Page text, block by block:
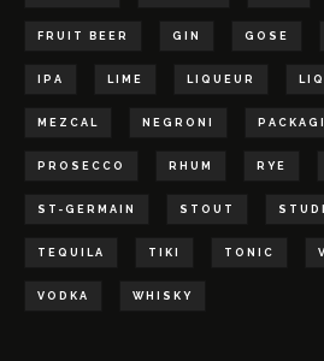
FRUIT BEER GIN GOSE
IPA LIME LIQUEUR
MEZCAL NEGRONI
PROSECCO RHUM RYE
ST-GERMAIN STOUT
TEQUILA TIKI TONIC
VODKA WHISKY